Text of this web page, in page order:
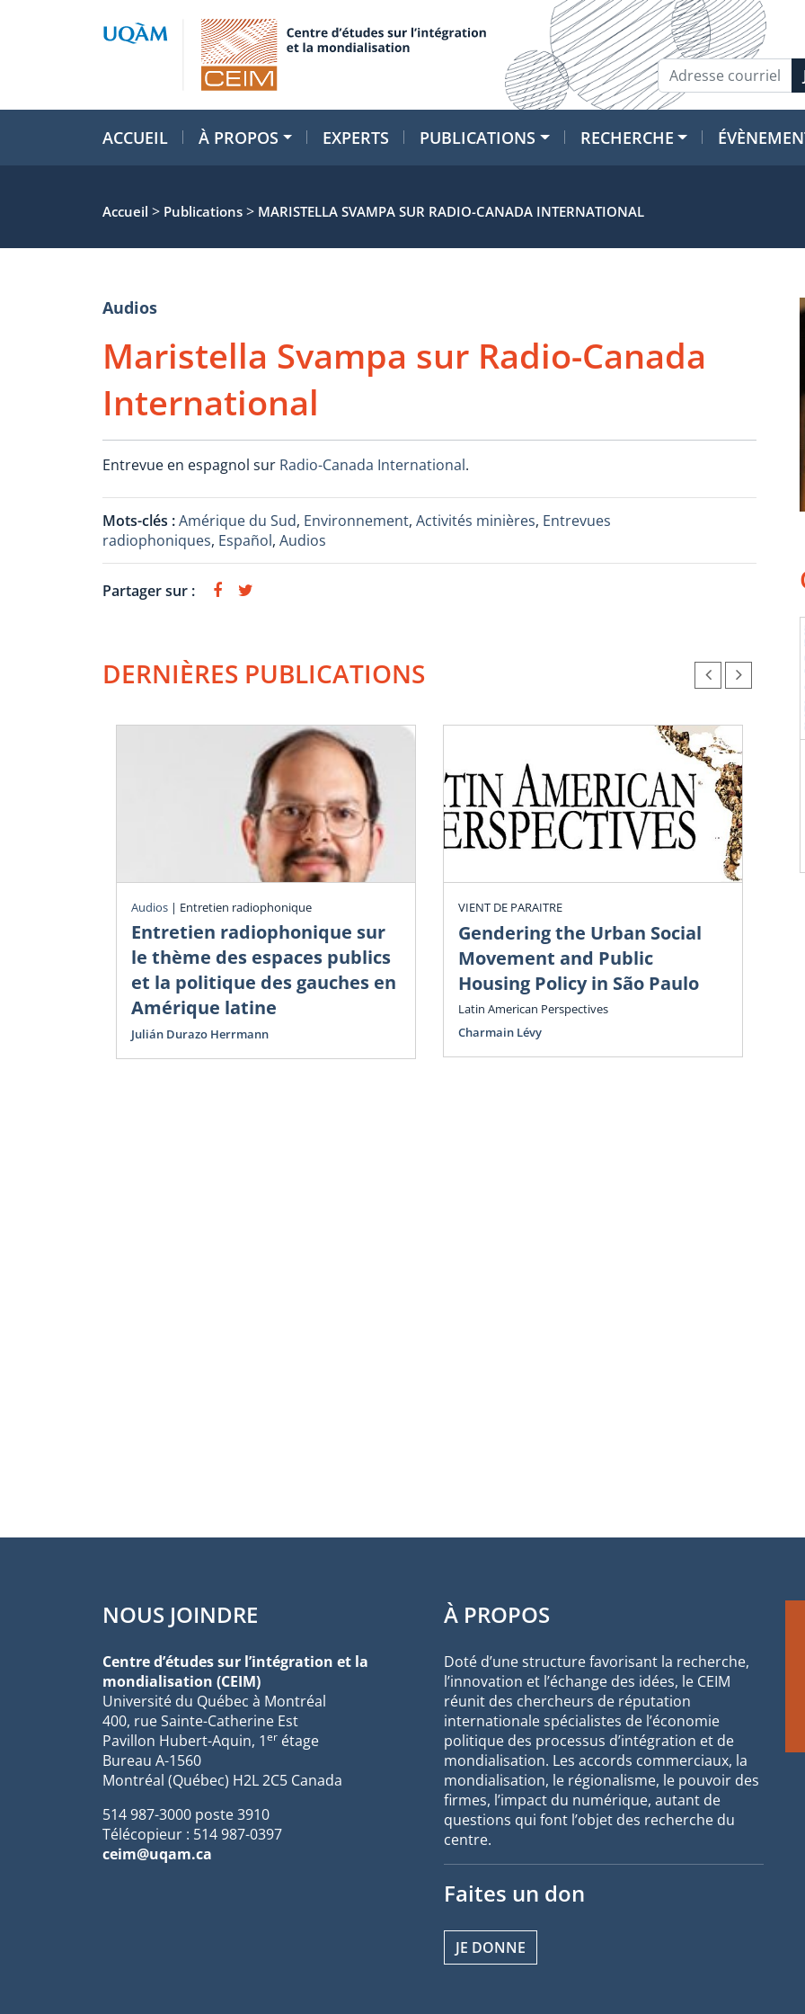
ACCUEIL À PROPOS EXPERTS PUBLICATIONS RECHERCHE
Accueil > Publications > MARISTELLA SVAMPA SUR RADIO-CANADA INTERNATIONAL
Audios
Maristella Svampa sur Radio-Canada
International
Entrevue en espagnol sur Radio-Canada International.
Mots-clés :Amérique du Sud, Environnement, Activités minières, Entrevues
radiophoniques, Español, Audios
Partager sur :
DERNIÈRES PUBLICATIONS
Audios | Entretien radiophonique
Entretien radiophonique sur
le thème des espaces publics
et la politique des gauches en
Amérique latine
Julián Durazo Herrmann
VIENT DE PARAITRE
Gendering the Urban Social
Movement and Public
Housing Policy in São Paulo
Latin American Perspectives
Charmain Lévy
NOUS JOINDRE
Centre d’études sur l’intégration et la
mondialisation (CEIM)
Université du Québec à Montréal
400, rue Sainte-Catherine Est
Pavillon Hubert-Aquin, 1er étage
Bureau A-1560
Montréal (Québec) H2L 2C5 Canada
514 987-3000 poste 3910
Télécopieur : 514 987-0397
ceim@uqam.ca
À PROPOS
Doté d’une structure favorisant la recherche,
l’innovation et l’échange des idées, le CEIM
réunit des chercheurs de réputation
internationale spécialistes de l’économie
politique des processus d’intégration et de
mondialisation. Les accords commerciaux, la
mondialisation, le régionalisme, le pouvoir des
firmes, l’impact du numérique, autant de
questions qui font l’objet des recherche du
centre.
Faites un don
JE DONNE